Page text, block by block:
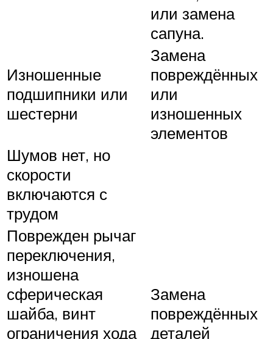
или замена
сапуна.
Изношенные
подшипники или
шестерни
Замена
повреждённых
или
изношенных
элементов
Шумов нет, но
скорости
включаются с
трудом
Поврежден рычаг
переключения,
изношена
сферическая
шайба, винт
ограничения хода
Замена
повреждённых
деталей